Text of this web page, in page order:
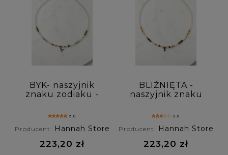
BYK- naszyjnik
znaku zodiaku -
nefryt, agat
górski
5.0
Producent: Hannah Store
223,20 zł
BLIŹNIĘTA -
naszyjnik znaku
kamień księżycowy,
kryształ górski
3.0
Producent: Hannah Store
223,20 zł